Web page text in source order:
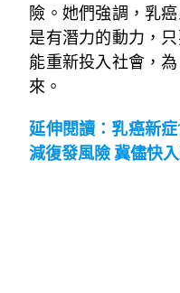
險。她們強調，乳
是有潛力的動力，
能重新投入社會，
來。
延伸閱讀：乳癌新
減復發風險 冀儘快